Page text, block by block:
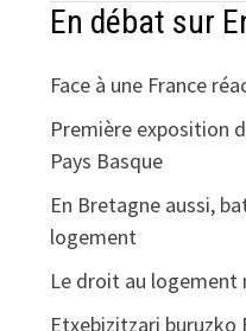
En débat sur
Face à une France
Première exposition
Pays Basque
En Bretagne aussi,
logement
Le droit au logement
Etxebizitzari buruzko